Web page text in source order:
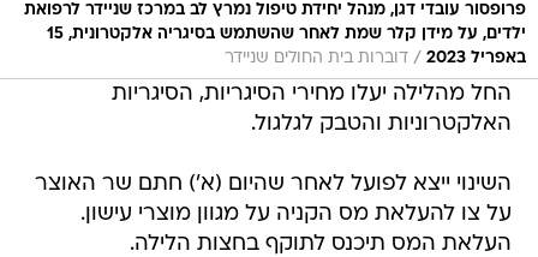
פרופסור עובדי דגן, מנהל יחידת טיפול נמרץ לב במרכז שניידר לרפואת
ילדים, על מידן קלר שמת לאחר שהשתמש בסיגריה אלקטרונית, 15
באפריל 2023
/ דוברות בית החולים שניידר
החל מהלילה יעלו מחירי הסיגריות, הסיגריות
האלקטרוניות והטבק לגלגול.
השינוי ייצא לפועל לאחר שהיום (א') חתם שר האוצר
על צו להעלאת מס הקניה על מגוון מוצרי עישון.
העלאת המס תיכנס לתוקף בחצות הלילה.